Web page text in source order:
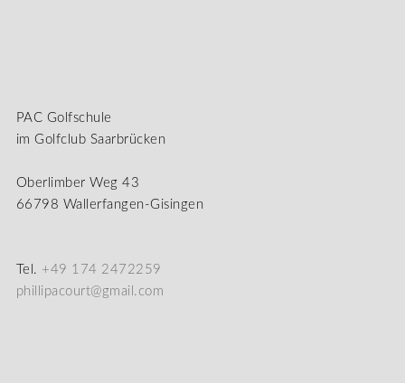
PAC Golfschule
im Golfclub Saarbrücken
Oberlimber Weg 43
66798 Wallerfangen-Gisingen
Tel. +49 174 2472259
phillipacourt@gmail.com